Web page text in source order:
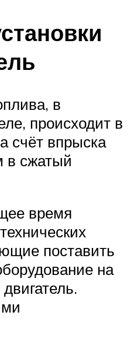
в
происходит в
счёт впрыска
в сжатый
время
поставить
на